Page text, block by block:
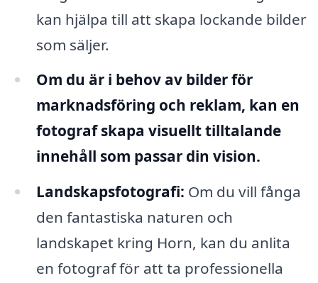
kan hjälpa till att skapa lockande bilder
som säljer.
Om du är i behov av bilder för
marknadsföring och reklam, kan en
fotograf skapa visuellt tilltalande
innehåll som passar din vision.
Landskapsfotografi: Om du vill fånga
den fantastiska naturen och
landskapet kring Horn, kan du anlita
en fotograf för att ta professionella